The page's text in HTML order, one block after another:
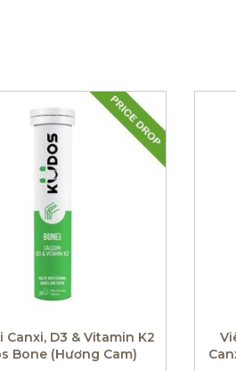
Canxi, D3 & Vitamin K2
Bone (Hương Cam)